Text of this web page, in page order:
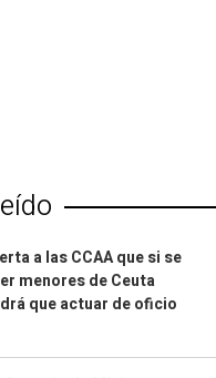
a las CCAA que si se
menores de Ceuta
que actuar de oficio